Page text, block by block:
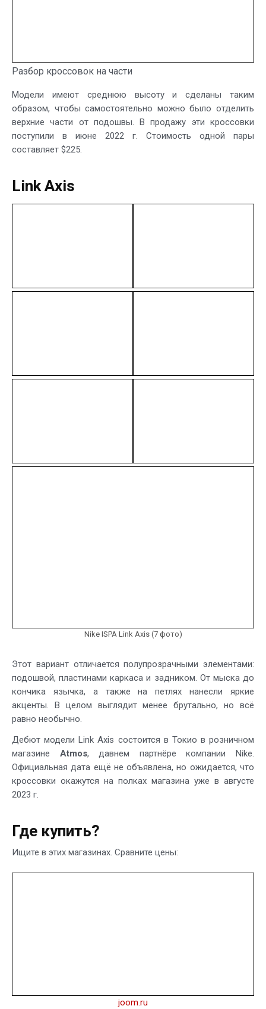
Разбор кроссовок на части
Модели имеют среднюю высоту и сделаны таким
образом, чтобы самостоятельно можно было отделить
верхние части от подошвы. В продажу эти кроссовки
поступили в июне 2022 г. Стоимость одной пары
составляет $225.
Link Axis
Nike ISPA Link Axis (7 фото)
Этот вариант отличается полупрозрачными элементами:
подошвой, пластинами каркаса и задником. От мыска до
кончика язычка, а также на петлях нанесли яркие
акценты. В целом выглядит менее брутально, но всё
равно необычно.
Дебют модели Link Axis состоится в Токио в розничном
магазине Atmos, давнем партнёре компании Nike.
Официальная дата ещё не объявлена, но ожидается, что
кроссовки окажутся на полках магазина уже в августе
2023 г.
Где купить?
Ищите в этих магазинах. Сравните цены:
joom.ru